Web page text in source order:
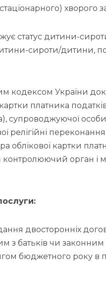
хворого
статус дитини-
сироти/дитини,
кодексом України
платника
супроводжуючої
релігійні
облікової картки
орган і
двосторонніх
з батьків чи
бюджетного року в